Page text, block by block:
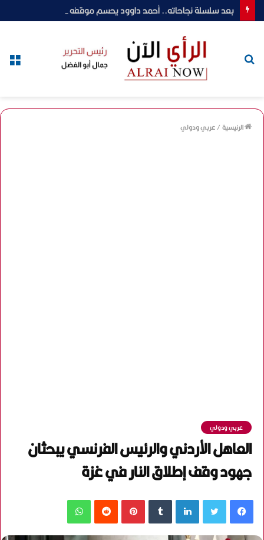
الرئيسية/عربي ودولي
عربي ودولي
العاهل الأردني والرئيس الفرنسي يبحثان
جهود وقف إطلاق النار في غزة
فيسبوك لينكدإن بينتيريست